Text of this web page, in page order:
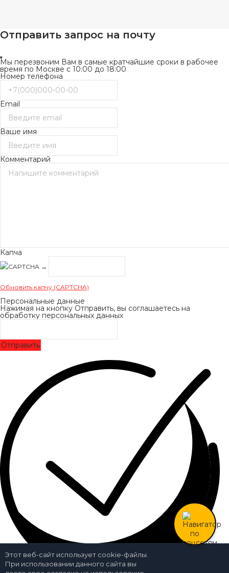
Этот веб-сайт использует cookie-файлы.
При использовании данного сайта вы
Отправить запрос на почту
Мы перезвоним Вам в самые кратчайшие сроки в рабочее
время по Москве с 10:00 до 18:00
Номер телефона
Email
Ваше имя
Комментарий
Капча
→
Обновить капчу (CAPTCHA)
Персональные данные
Нажимая на кнопку Отправить, вы соглашаетесь на
обработку персональных данных
Отправить